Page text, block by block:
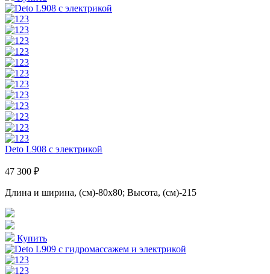
Deto L908 с электрикой
47 300 ₽
Длина и ширина, (см)-80x80; Высота, (см)-215
Купить